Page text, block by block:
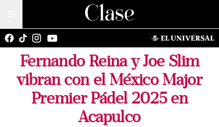
Fernando Reina y Joe Slim
vibran con el México Major
Premier Pádel 2025 en
Acapulco